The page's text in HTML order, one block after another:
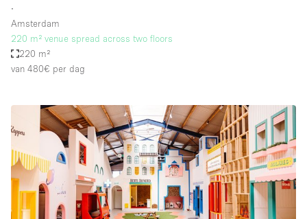
∙
Amsterdam
220 m² venue spread across two floors
220 m²
van 480€ per dag